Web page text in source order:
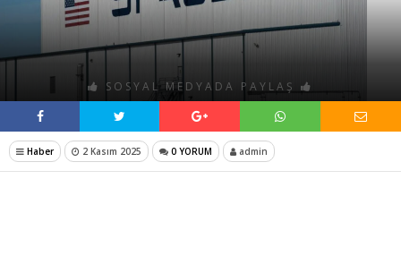
SOSYAL MEDYADA PAYLAŞ
Haber 2 Kasım 2025 0 YORUM admin